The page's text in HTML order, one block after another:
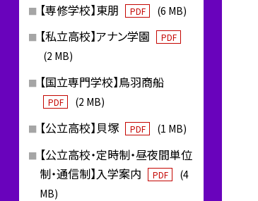
【専修学校】東朋 PDF (6 MB)
【私立高校】アナン学園 PDF
(2 MB)
【国立専門学校】鳥羽商船
PDF (2 MB)
【公立高校】貝塚 PDF (1 MB)
【公立高校・定時制・昼夜間単位
制・通信制】入学案内
PDF
(4
MB)